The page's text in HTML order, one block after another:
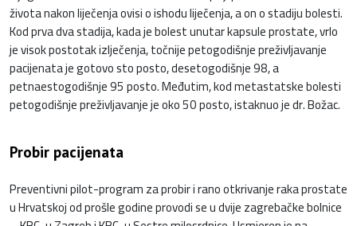
života nakon liječenja ovisi o ishodu liječenja, a on o stadiju bolesti.
Kod prva dva stadija, kada je bolest unutar kapsule prostate, vrlo
je visok postotak izlječenja, točnije petogodišnje preživljavanje
pacijenata je gotovo sto posto, desetogodišnje 98, a
petnaestogodišnje 95 posto. Međutim, kod metastatske bolesti
petogodišnje preživljavanje je oko 50 posto, istaknuo je dr. Božac.
Probir pacijenata
Preventivni pilot-program za probir i rano otkrivanje raka prostate
u Hrvatskoj od prošle godine provodi se u dvije zagrebačke bolnice